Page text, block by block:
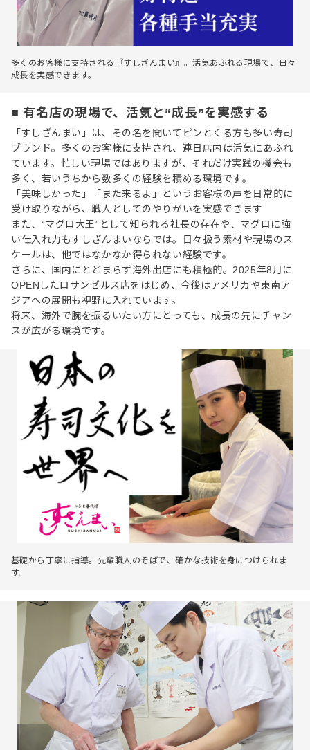
多くのお客様に支持される『すしざんまい』。活気あふれる現場で、日々
成長を実感できます。
■ 有名店の現場で、活気と“成長”を実感する
「すしざんまい」は、その名を聞いてピンとくる方も多い寿司
ブランド。多くのお客様に支持され、連日店内は活気にあふれ
ています。忙しい現場ではありますが、それだけ実践の機会も
多く、若いうちから数多くの経験を積める環境です。
「美味しかった」「また来るよ」というお客様の声を日常的に
受け取りながら、職人としてのやりがいを実感できます
また、“マグロ大王”として知られる社長の存在や、マグロに強
い仕入れ力もすしざんまいならでは。日々扱う素材や現場のス
ケールは、他ではなかなか得られない経験です。
さらに、国内にとどまらず海外出店にも積極的。2025年8月に
OPENしたロサンゼルス店をはじめ、今後はアメリカや東南ア
ジアへの展開も視野に入れています。
将来、海外で腕を振るいたい方にとっても、成長の先にチャン
スが広がる環境です。
基礎から丁寧に指導。先輩職人のそばで、確かな技術を身につけられま
す。